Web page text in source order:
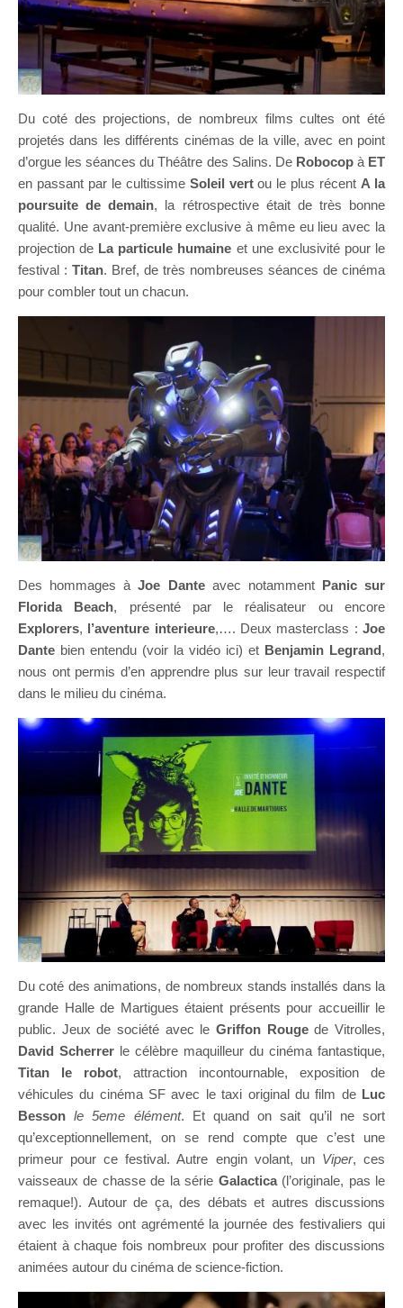
Du coté des projections, de nombreux films cultes ont été
projetés dans les différents cinémas de la ville, avec en point
d’orgue les séances du Théâtre des Salins. De Robocopà ET
en passant par le cultissime Soleil vertou le plus récent A la
poursuite de demain, la rétrospective était de très bonne
qualité. Une avant-première exclusive à même eu lieu avec la
projection de La particule humaine et une exclusivité pour le
festival : Titan. Bref, de très nombreuses séances de cinéma
pour combler tout un chacun.
Des hommages àJoe Danteavec notamment Panic sur
Florida Beach, présenté par le réalisateur ou encore
Explorers, l’aventure interieure,…. Deux masterclass :Joe
Dante bien entendu (voir la vidéo ici) et Benjamin Legrand,
nous ont permis d’en apprendre plus sur leur travail respectif
dans le milieu du cinéma.
Du coté des animations, de nombreux stands installés dans la
grande Halle de Martigues étaient présents pour accueillir le
public. Jeux de société avec le Griffon Rougede Vitrolles,
David Scherrer le célèbre maquilleur du cinéma fantastique,
Titan le robot, attraction incontournable, exposition de
véhicules du cinéma SF avec le taxi original du film de Luc
Besson le 5eme élément. Et quand on sait qu’il ne sort
qu’exceptionnellement, on se rend compte que c’est une
primeur pour ce festival. Autre engin volant, un Viper, ces
vaisseaux de chasse de la série Galactica(l’originale, pas le
remaque!). Autour de ça, des débats et autres discussions
avec les invités ont agrémenté la journée des festivaliers qui
étaient à chaque fois nombreux pour profiter des discussions
animées autour du cinéma de science-fiction.